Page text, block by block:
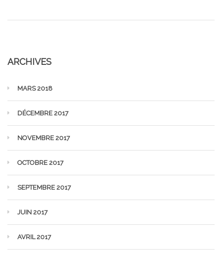
ARCHIVES
MARS 2018
DÉCEMBRE 2017
NOVEMBRE 2017
OCTOBRE 2017
SEPTEMBRE 2017
JUIN 2017
AVRIL 2017